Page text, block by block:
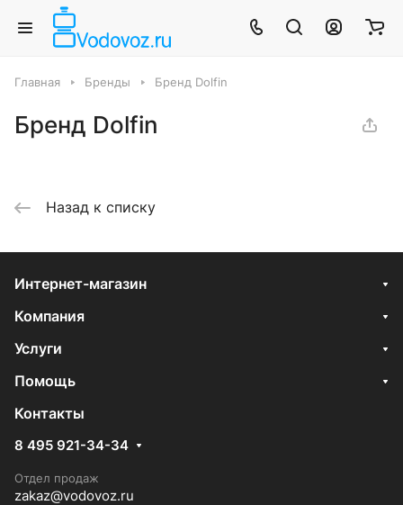
Главная Бренды Бренд Dolfin
Бренд Dolfin
Назад к списку
Интернет-магазин
Компания
Услуги
Помощь
Контакты
8 495 921-34-34
Отдел продаж
zakaz@vodovoz.ru